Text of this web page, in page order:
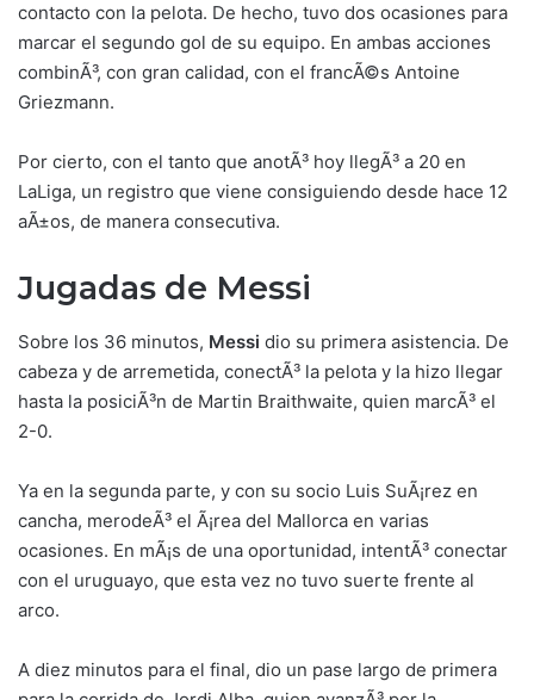
contacto con la pelota. De hecho, tuvo dos ocasiones para
marcar el segundo gol de su equipo. En ambas acciones
combinÃ³, con gran calidad, con el francÃ©s Antoine
Griezmann.
Por cierto, con el tanto que anotÃ³ hoy llegÃ³ a 20 en
LaLiga, un registro que viene consiguiendo desde hace 12
aÃ±os, de manera consecutiva.
Jugadas de Messi
Sobre los 36 minutos, Messi dio su primera asistencia. De
cabeza y de arremetida, conectÃ³ la pelota y la hizo llegar
hasta la posiciÃ³n de Martin Braithwaite, quien marcÃ³ el
2-0.
Ya en la segunda parte, y con su socio Luis SuÃ¡rez en
cancha, merodeÃ³ el Ã¡rea del Mallorca en varias
ocasiones. En mÃ¡s de una oportunidad, intentÃ³ conectar
con el uruguayo, que esta vez no tuvo suerte frente al
arco.
A diez minutos para el final, dio un pase largo de primera